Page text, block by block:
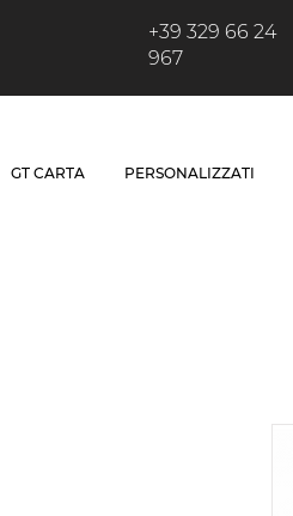
+39 329 66 24
967
GT CARTA PERSONALIZZATI